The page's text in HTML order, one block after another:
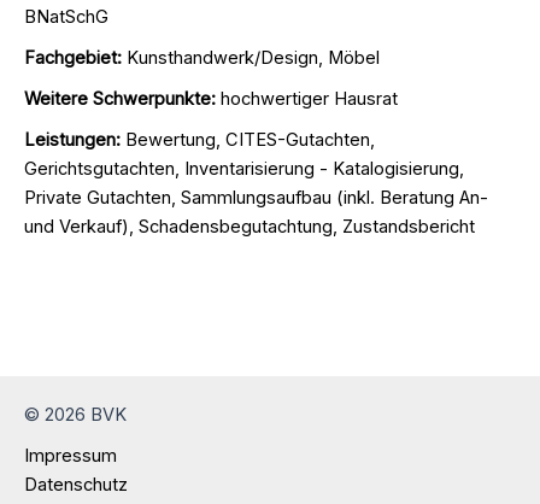
BNatSchG
Fachgebiet: Kunsthandwerk/Design, Möbel
Weitere Schwerpunkte: hochwertiger Hausrat
Leistungen: Bewertung, CITES-Gutachten,
Gerichtsgutachten, Inventarisierung - Katalogisierung,
Private Gutachten, Sammlungsaufbau (inkl. Beratung An-
und Verkauf), Schadensbegutachtung, Zustandsbericht
© 2026 BVK
Impressum
Datenschutz